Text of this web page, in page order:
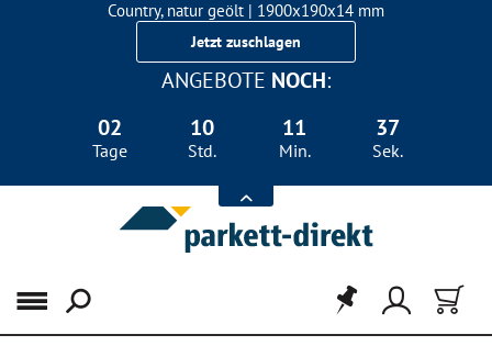
Country, natur geölt | 1900x190x14 mm
Landhausdiele Eiche für nur 29,90 €/m²
Jetzt zuschlagen
ANGEBOTE NOCH:
02
Tage
10
Std.
11
Min.
37
Sek.
Menü